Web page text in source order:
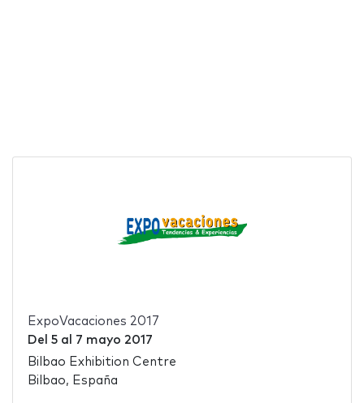
ExpoVacaciones 2017
Del 5al 7 mayo 2017
Bilbao Exhibition Centre
Bilbao, España